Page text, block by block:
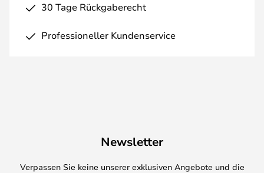
30 Tage Rückgaberecht
Professioneller Kundenservice
Newsletter
Verpassen Sie keine unserer exklusiven Angebote und die